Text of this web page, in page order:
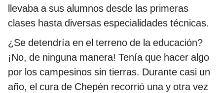
llevaba a sus alumnos desde las primeras
clases hasta diversas especialidades técnicas.
¿Se detendría en el terreno de la educación?
¡No, de ninguna manera! Tenía que hacer algo
por los campesinos sin tierras. Durante casi un
año, el cura de Chepén recorrió una y otra vez